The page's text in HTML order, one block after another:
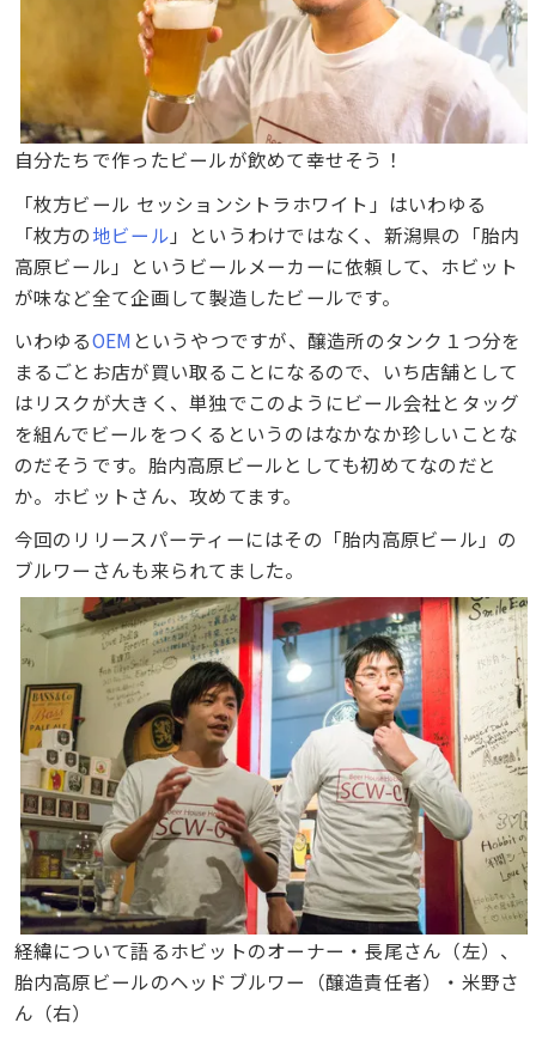
自分たちで作ったビールが飲めて幸せそう！
「枚方ビール セッションシトラホワイト」はいわゆる
「枚方の地ビール 」というわけではなく、新潟県の「胎内
高原ビール」というビールメーカーに依頼して、ホビット
が味など全て企画して製造したビールです。
いわゆるOEM というやつですが、醸造所のタンク１つ分を
まるごとお店が買い取ることになるので、いち店舗として
はリスクが大きく、単独でこのようにビール会社とタッグ
を組んでビールをつくるというのはなかなか珍しいことな
のだそうです。胎内高原ビールとしても初めてなのだと
か。ホビットさん、攻めてます。
今回のリリースパーティーにはその「胎内高原ビール」の
ブルワーさんも来られてました。
経緯について語るホビットのオーナー・長尾さん（左）、
胎内高原ビールのヘッドブルワー（醸造責任者）・米野さ
ん（右）